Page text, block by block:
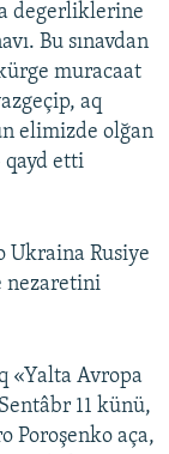
degerliklerine
Bu sınavdan
muracaat
aq
elimizde olğan
qayd etti
Ukraina Rusiye
nezaretini
«Yalta Avropa
11 künü,
Poroşenko aça,